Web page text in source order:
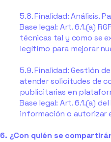
5.8. Finalidad: Análisis.
Base legal: Art. 6.1.(a)
técnicas tal y como se
legítimo para mejorar
5.9. Finalidad: Gestión
atender solicitudes de
publicitarias en
Base legal: Art. 6.1.(a)
información o autorizar
6. ¿Con quién se